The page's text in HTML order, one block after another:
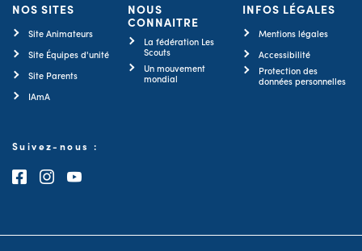
NOS SITES
Site Animateurs
Site Équipes d'unité
Site Parents
IAmA
NOUS
CONNAITRE
La fédération Les
Scouts
Un mouvement
mondial
INFOS LÉGALES
Mentions légales
Accessibilité
Protection des
données personnelles
Suivez-nous :
Consultez notre page Facebook
Consultez notre page Instagram
Consultez notre chaîne Youtube